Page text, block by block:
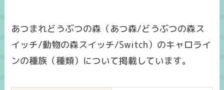
あつまれどうぶつの森（あつ森/どうぶつの森ス
イッチ/動物の森スイッチ/Switch）のキャロライ
ンの種族（種類）について掲載しています。